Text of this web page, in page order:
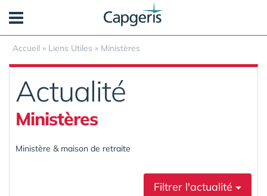
Accueil » Liens Utiles » Ministères
Actualité
Ministères
Ministère & maison de retraite
Filtrer l'actualité